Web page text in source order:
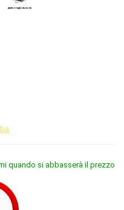
quando si abbasserà il prezzo